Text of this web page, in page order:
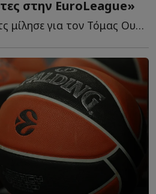
στην EuroLeague»
Ο Νεμάνια Νέντοβιτς μίλησε για τον Τόμας Ουόκαπ και θ...